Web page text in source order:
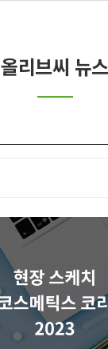
올리브씨 뉴스